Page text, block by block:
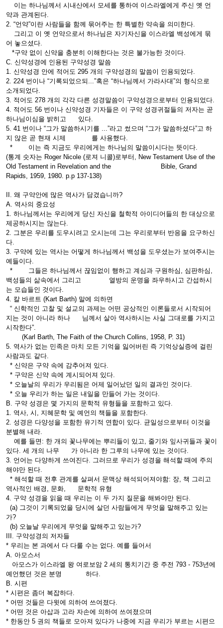
이는 하나님께서 시내산에서 모세를 통하여 이스라엘에게 주신 옛 언
약과 관계된다.
2. “언약”이란 사람들을 함께 묶어주는 한 특별한 약속을 의미한다.
그리고 이 옛 언약으로서 하나님은 자기자신을 이스라엘 백성에게 묶
어 놓으셨다.
*구약 없이 신약을 충분히 이해한다는 것은 불가능한 것이다.
C. 신약성경에 인용된 구약성경 말씀
1. 신약성경 안에 적어도 295 개의 구약성경의 말씀이 인용되었다.
2. 224 번이나 “기록되었으되...”혹은 “하나님께서 가라사대”의 형식으로
소개되었다.
3. 적어도 278 개의 각각 다른 성경말씀이 구약성경으로부터 인용되었다.
4. 적어도 56 번이나 신약성경 기자들은 이 구약 성경귀절들의 저자는 곧
하나님이심을 밝히고 있다.
5. 41 번이나 “그가 말씀하시기를 ...”라고 썼으며 “그가 말씀하셨다”고 하
지 않은 곧 현재 시제 를 사용했다.
* 이는 즉 지금도 우리에게는 하나님의 말씀이시다는 뜻이다.
(통계 숫자는 Roger Nicole (로져 니콜)로부터, New Testament Use of the
Old Testament in Revelation and the Bible, Grand
Rapids, 1959, 1980. p.p 137-138)
II. 왜 구약안에 많은 역사가 담겼습니까?
A. 역사의 중요성
1. 하나님께서는 우리에게 당신 자신을 철학적 아이디어들의 한 대상으로
제공하시지는 않는다.
2. 그분은 우리를 도우시려고 오시는데 그는 우리로부터 반응을 요구하신
다.
3. 구약에 있는 역사는 어떻게 하나님께서 백성을 도우셨는가 보여주시는
예들이다.
* 그들은 하나님께서 끊임없이 행하고 계심과 구원하심, 심판하심,
백성들의 삶속에서 그리고 열방의 운명을 좌우하시고 간섭하시
는 모습들인 것이다.
4. 칼 바르트 (Kart Barth) 말에 의하면
“ 신학적인 고찰 및 설교의 과제는 어떤 공상적인 이론들로서 시작되어
지는 것이 아니라 하나 님께서 살아 역사하시는 사실 그대로를 가지고
시작한다”.
(Karl Barth, The Faith of the Church Collins, 1958, P. 31)
5. 역사가 없는 민족은 마치 모든 기억을 잃어버린 즉 기억상실증에 걸린
사람과도 같다.
* 신약은 구약 속에 감추어져 있다.
* 구약은 신약 속에 계시되어져 있다.
* 오늘날의 우리가 우리됨은 어제 일어났던 일의 결과인 것이다.
* 오늘 우리가 하는 일은 내일을 만들어 가는 것이다.
B. 구약 성경은 몇 가지의 문학적 유형들을 포함하고 있다.
1. 역사, 시, 지혜문학 및 예언의 책들을 포함한다.
2. 성경은 다양성을 포함한 유기적 연합이 있다. 균일성으로부터 이것을
분별해 내라.
예를 들면: 한 개의 꽃나무에는 뿌리들이 있고, 줄기와 잎사귀들과 꽃이
있다. 세 개의 나무 가 아니라 한 그루의 나무에 있는 것이다.
3. 언어는 다양하게 쓰여진다. 그러므로 우리가 성경을 해석할 때에 주의
해야만 된다.
* 해석할 때 전후 관계를 살펴서 문맥상 해석되어져야함: 장, 책 그리고
역사적인 배경, 문화, 문학적 유형
4. 구약 성경을 읽을 때 우리는 이 두 가지 질문을 해봐야만 된다.
(a) 그것이 기록되었을 당시에 살던 사람들에게 무엇을 말해주고 있는
가?
(b) 오늘날 우리에게 무엇을 말해주고 있는가?
III. 구약성경의 저자들
* 우리는 본 과에서 다 다룰 수는 없다. 예를 들어서
A. 아모스서
아모스가 이스라엘 왕 여로보암 2 세의 통치기간 중 주전 793 - 753년에
예언했던 것은 분명 하다.
B. 시편
* 시편은 좀더 복잡하다.
* 어떤 것들은 다윗에 의하여 쓰여졌다.
* 어떤 것은 아삽과 고라 자손에 의하여 쓰여졌으며
* 한동안 5 권의 책들로 모아져 있다가 나중에 지금 우리가 부르는 시편으